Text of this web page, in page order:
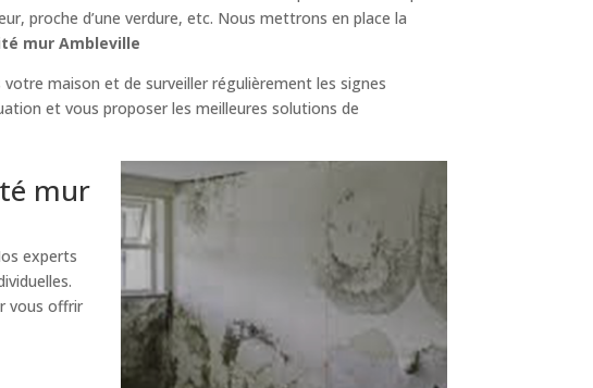
proche d’une verdure, etc. Nous mettrons en place la
mur Ambleville
maison et de surveiller régulièrement les signes
et vous proposer les meilleures solutions de
mur
experts
vous offrir